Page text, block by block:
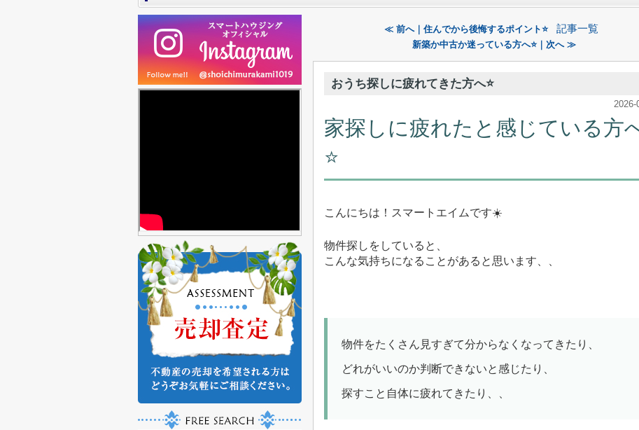
≪ 前へ｜住んでから後悔するポイント⭐️ 記事一覧
新築か中古か迷っている方へ⭐️｜次へ ≫
おうち探しに疲れてきた方へ⭐️
2026-
家探しに疲れたと感じている方
⭐️
こんにちは！スマートエイムです☀️
物件探しをしていると、
こんな気持ちになることがあると思います、、
物件をたくさん見すぎて分からなくなってきたり、
どれがいいのか判断できないと感じたり、
探すこと自体に疲れてきたり、、